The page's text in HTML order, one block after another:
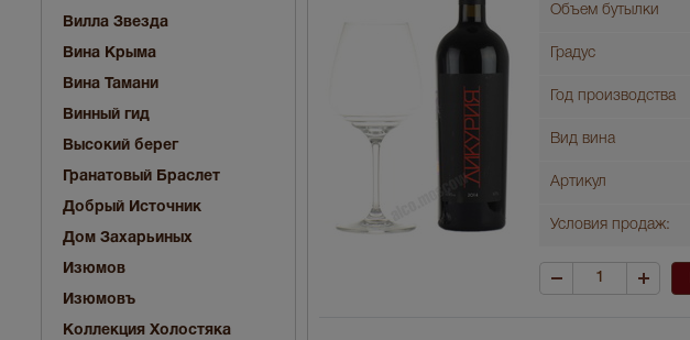
Вилла Звезда
Вина Крыма
Вина Тамани
Винный гид
Высокий берег
Гранатовый Браслет
Добрый Источник
Дом Захарьиных
Изюмов
Изюмовъ
Коллекция Холостяка
Объем бутылки
Градус
Год производства
Вид вина
Артикул
Условия продаж: